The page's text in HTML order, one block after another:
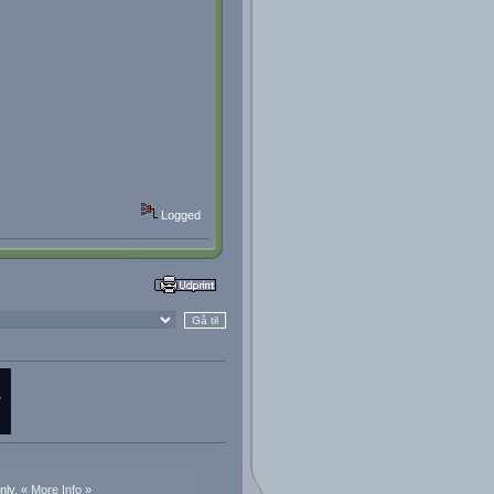
Logged
« More Info »